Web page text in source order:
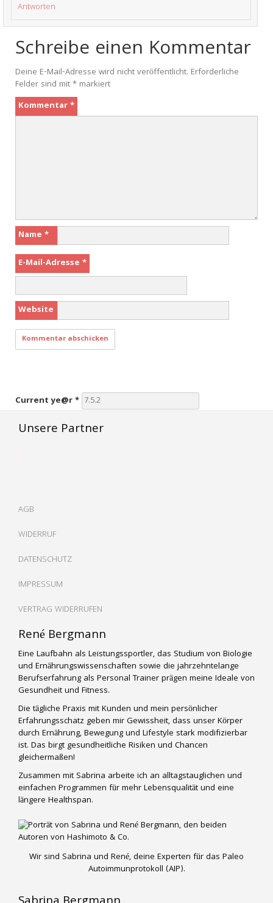
Antworten
Schreibe einen Kommentar
Deine E-Mail-Adresse wird nicht veröffentlicht. Erforderliche
Felder sind mit* markiert
Kommentar*
Name *
E-Mail-Adresse *
Website
Current ye@r*
Unsere Partner
AGB
WIDERRUF
DATENSCHUTZ
IMPRESSUM
VERTRAG WIDERRUFEN
René Bergmann
Eine Laufbahn als Leistungssportler, das Studium von Biologie
und Ernährungswissenschaften sowie die jahrzehntelange
Berufserfahrung als Personal Trainer prägen meine Ideale von
Gesundheit und Fitness.
Die tägliche Praxis mit Kunden und mein persönlicher
Erfahrungsschatz geben mir Gewissheit, dass unser Körper
durch Ernährung, Bewegung und Lifestyle stark modifizierbar
ist. Das birgt gesundheitliche Risiken und Chancen
gleichermaßen!
Zusammen mit Sabrina arbeite ich an alltagstauglichen und
einfachen Programmen für mehr Lebensqualität und eine
längere Healthspan.
Wir sind Sabrina und René, deine Experten für das Paleo
Autoimmunprotokoll (AIP).